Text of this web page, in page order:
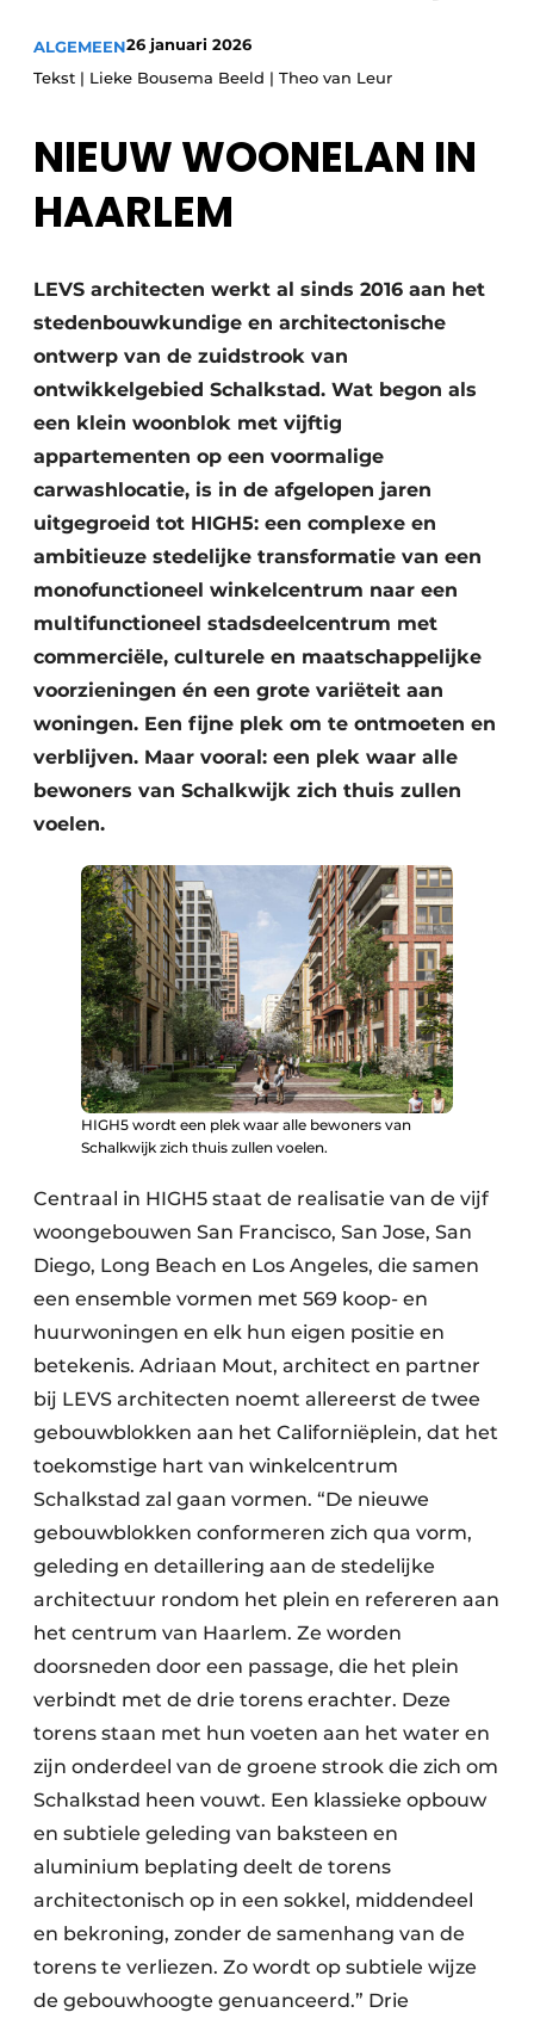
Privacy / Cookie statement
Vacature aanmelden
Video’s
Modulair bouwen
ALGEMEEN26 januari 2026
Tekst | Lieke Bousema Beeld | Theo van Leur
NIEUW WOONELAN IN
HAARLEM
LEVS architecten werkt al sinds 2016 aan het
stedenbouwkundige en architectonische
ontwerp van de zuidstrook van
ontwikkelgebied Schalkstad. Wat begon als
een klein woonblok met vijftig
appartementen op een voormalige
carwashlocatie, is in de afgelopen jaren
uitgegroeid tot HIGH5: een complexe en
ambitieuze stedelijke transformatie van een
monofunctioneel winkelcentrum naar een
multifunctioneel stadsdeelcentrum met
commerciële, culturele en maatschappelijke
voorzieningen én een grote variëteit aan
woningen. Een fijne plek om te ontmoeten en
verblijven. Maar vooral: een plek waar alle
bewoners van Schalkwijk zich thuis zullen
voelen.
HIGH5 wordt een plek waar alle bewoners van
Schalkwijk zich thuis zullen voelen.
Centraal in HIGH5 staat de realisatie van de vijf
woongebouwen San Francisco, San Jose, San
Diego, Long Beach en Los Angeles, die samen
een ensemble vormen met 569 koop- en
huurwoningen en elk hun eigen positie en
betekenis. Adriaan Mout, architect en partner
bij LEVS architecten noemt allereerst de twee
gebouwblokken aan het Californiëplein, dat het
toekomstige hart van winkelcentrum
Schalkstad zal gaan vormen. “De nieuwe
gebouwblokken conformeren zich qua vorm,
geleding en detaillering aan de stedelijke
architectuur rondom het plein en refereren aan
het centrum van Haarlem. Ze worden
doorsneden door een passage, die het plein
verbindt met de drie torens erachter. Deze
torens staan met hun voeten aan het water en
zijn onderdeel van de groene strook die zich om
Schalkstad heen vouwt. Een klassieke opbouw
en subtiele geleding van baksteen en
aluminium beplating deelt de torens
architectonisch op in een sokkel, middendeel
en bekroning, zonder de samenhang van de
torens te verliezen. Zo wordt op subtiele wijze
de gebouwhoogte genuanceerd.” Drie